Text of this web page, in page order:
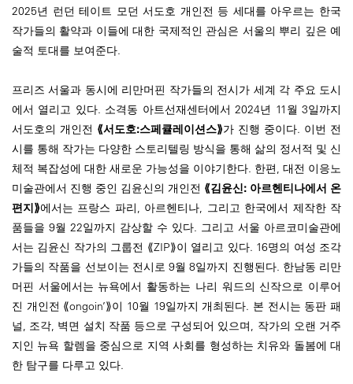
2025년 런던 테이트 모던 서도호 개인전 등 세대를 아우르는 한국
작가들의 활약과 이들에 대한 국제적인 관심은 서울의 뿌리 깊은 예
술적 토대를 보여준다.
프리즈 서울과 동시에 리만머핀 작가들의 전시가 세계 각 주요 도시
에서 열리고 있다. 소격동 아트선재센터에서 2024년 11월 3일까지
서도호의 개인전 ⟪서도호:스페큘레이션스⟫가 진행 중이다. 이번 전
시를 통해 작가는 다양한 스토리텔링 방식을 통해 삶의 정서적 및 신
체적 복잡성에 대한 새로운 가능성을 이야기한다. 한편, 대전 이응노
미술관에서 진행 중인 김윤신의 개인전 ⟪김윤신: 아르헨티나에서 온
편지⟫에서는 프랑스 파리, 아르헨티나, 그리고 한국에서 제작한 작
품들을 9월 22일까지 감상할 수 있다. 그리고 서울 아르코미술관에
서는 김윤신 작가의 그룹전 ⟪ZIP⟫이 열리고 있다. 16명의 여성 조각
가들의 작품을 선보이는 전시로 9월 8일까지 진행된다. 한남동 리만
머핀 서울에서는 뉴욕에서 활동하는 나리 워드의 신작으로 이루어
진 개인전 ⟪ongoin’⟫이 10월 19일까지 개최된다. 본 전시는 동판 패
널, 조각, 벽면 설치 작품 등으로 구성되어 있으며, 작가의 오랜 거주
지인 뉴욕 할렘을 중심으로 지역 사회를 형성하는 치유와 돌봄에 대
한 탐구를 다루고 있다.